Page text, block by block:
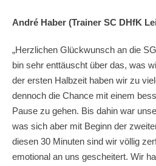
André Haber (Trainer SC DHfK
„Herzlichen Glückwunsch an die
bin sehr enttäuscht über das, was
der ersten Halbzeit haben wir zu
dennoch die Chance mit einem
Pause zu gehen. Bis dahin war
was sich aber mit Beginn der
diesen 30 Minuten sind wir völlig
emotional an uns gescheitert. Wir